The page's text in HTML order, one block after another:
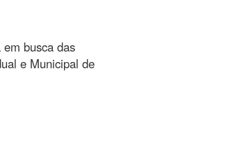
busca das
e Municipal de